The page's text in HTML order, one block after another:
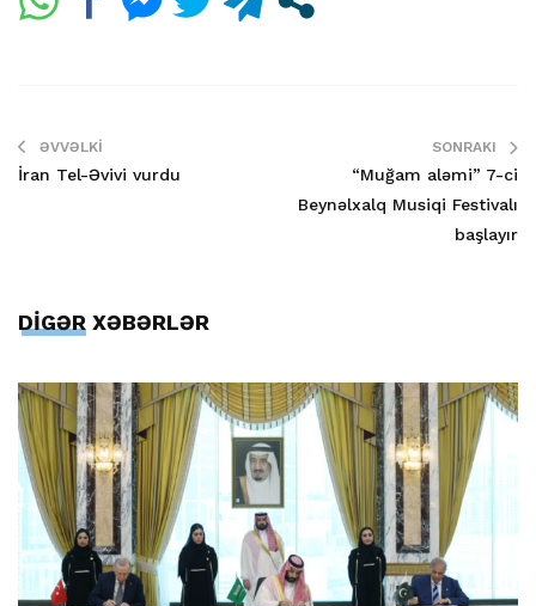
ƏVVƏLKI
İran Tel-Əvivi vurdu
SONRAKI
“Muğam aləmi” 7-ci
Beynəlxalq Musiqi Festivalı
başlayır
DİGƏR XƏBƏRLƏR